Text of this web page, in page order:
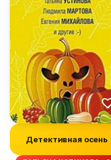
Детективная осень